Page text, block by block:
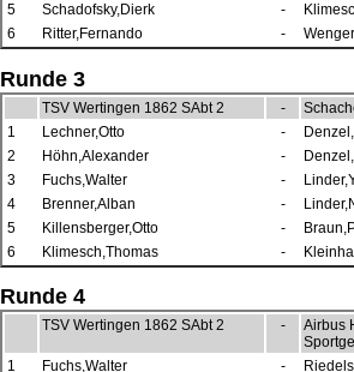
5
Schadofsky,Dierk -
6
Ritter,Fernando -
Runde 3
TSV Wertingen 1862 SAbt 2 -
1
Lechner,Otto -
2
Höhn,Alexander -
3
Fuchs,Walter -
4
Brenner,Alban -
5
Killensberger,Otto -
6
Klimesch,Thomas -
Runde 4
TSV Wertingen 1862 SAbt 2 -
Airbus
1
Fuchs,Walter -